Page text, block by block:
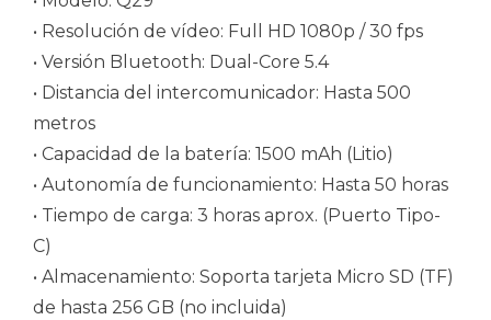
• Resolución de vídeo: Full HD 1080p / 30 fps
• Versión Bluetooth: Dual-Core 5.4
• Distancia del intercomunicador: Hasta 500
metros
• Capacidad de la batería: 1500 mAh (Litio)
• Autonomía de funcionamiento: Hasta 50 horas
• Tiempo de carga: 3 horas aprox. (Puerto Tipo-
C)
• Almacenamiento: Soporta tarjeta Micro SD (TF)
de hasta 256 GB (no incluida)